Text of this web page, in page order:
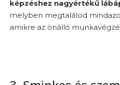
képzéshez nagyértékű
melyben megtalálod
amikre az önálló